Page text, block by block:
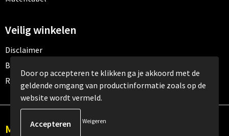
Veilig winkelen
Disclaimer
Betaalmethoden
Retourneren
Meld je aan voor onze nieuwsbrief
Door op accepteren te klikken ga je akkoord met de
geldende omgang van productinformatie zoals op de
website wordt vermeld.
Weigeren